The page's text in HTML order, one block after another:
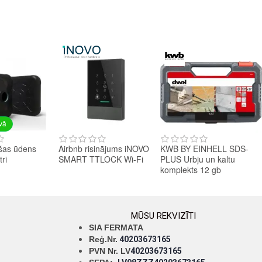
ūdens
Airbnb risinājums iNOVO
SMART TTLOCK Wi-Fi
KWB BY EINHELL SDS-
PLUS Urbju un kaltu
komplekts 12 gb
MŪSU REKVIZĪTI
SIA FERMATA
Reģ.Nr. 40203673165
PVN Nr. LV40203673165